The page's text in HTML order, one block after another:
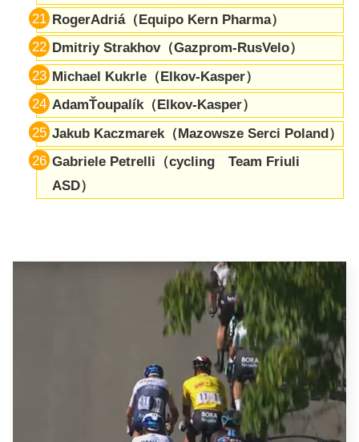
RogerAdriá（Equipo Kern Pharma）
Dmitriy Strakhov（Gazprom-RusVelo）
Michael Kukrle（Elkov-Kasper）
AdamŤoupalík（Elkov-Kasper）
Jakub Kaczmarek（Mazowsze Serci Poland）
Gabriele Petrelli（cycling Team Friuli
ASD）